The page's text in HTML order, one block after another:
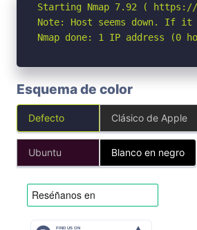
Starting Nmap 7.92 ( https://
Note: Host seems down. If
Nmap done: 1 IP address (0
Esquema de color
Defecto Clásico de Apple
Ubuntu Blanco en negro